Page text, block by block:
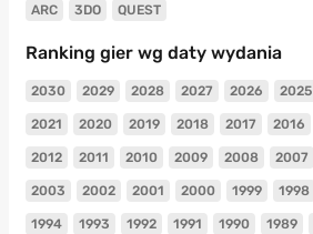
ARC 3DO QUEST
Ranking gier wg daty wydania
2030 2029 2028 2027 2026 2025
2021 2020 2019 2018 2017 2016
2012 2011 2010 2009 2008 2007
2003 2002 2001 2000 1999 1998
1994 1993 1992 1991 1990 1989